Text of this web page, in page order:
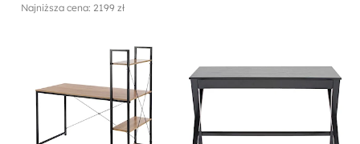
Najniższa cena: 2199 zł